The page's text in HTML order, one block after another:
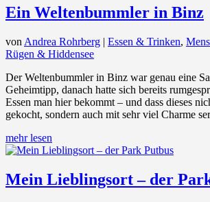
Ein Weltenbummler in Binz
von Andrea Rohrberg | Essen & Trinken,
Rügen & Hiddensee
Der Weltenbummler in Binz war genau eine
Geheimtipp, danach hatte sich bereits
Essen man hier bekommt – und dass dieses
gekocht, sondern auch mit sehr viel Charme
mehr lesen
Mein Lieblingsort – der